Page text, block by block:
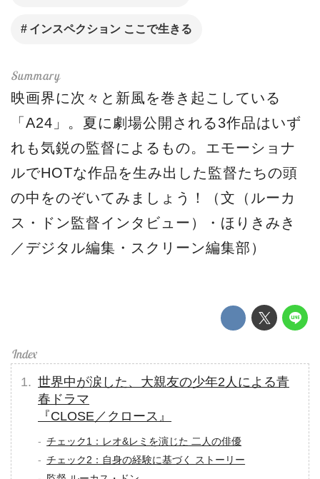
インスペクション ここで生きる
映画界に次々と新風を巻き起こしている
「A24」。夏に劇場公開される3作品はいず
れも気鋭の監督によるもの。エモーショナ
ルでHOTな作品を生み出した監督たちの頭
の中をのぞいてみましょう！（文（ルーカ
ス・ドン監督インタビュー）・ほりきみき
／デジタル編集・スクリーン編集部）
世界中が涙した、大親友の少年2人による青
春ドラマ
『CLOSE／クロース』
チェック1：レオ&レミを演じた 二人の俳優
チェック2：自身の経験に基づく ストーリー